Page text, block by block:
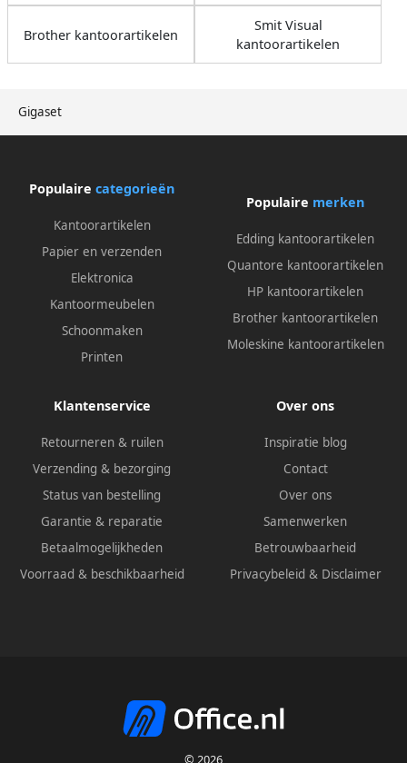
Gigaset
Brother kantoorartikelen
Smit Visual
kantoorartikelen
Populaire categorieën
Kantoorartikelen
Papier en verzenden
Elektronica
Kantoormeubelen
Schoonmaken
Printen
Populaire merken
Edding kantoorartikelen
Quantore kantoorartikelen
HP kantoorartikelen
Brother kantoorartikelen
Moleskine kantoorartikelen
Klantenservice
Retourneren & ruilen
Verzending & bezorging
Status van bestelling
Garantie & reparatie
Betaalmogelijkheden
Voorraad & beschikbaarheid
Over ons
Inspiratie blog
Contact
Over ons
Samenwerken
Betrouwbaarheid
Privacybeleid & Disclaimer
© 2026